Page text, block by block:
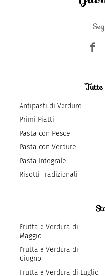
Tutte
Antipasti di Verdure
Primi Piatti
Pasta con Pesce
Pasta con Verdure
Pasta Integrale
Risotti Tradizionali
Frutta e Verdura di
Maggio
Frutta e Verdura di
Giugno
Frutta e Verdura di Luglio